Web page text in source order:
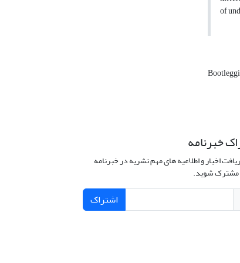
of
خبرنامه
اخبار و اطلاعیه های مهم نشریه در خبرنامه
مشترک شوید.
اشتراک